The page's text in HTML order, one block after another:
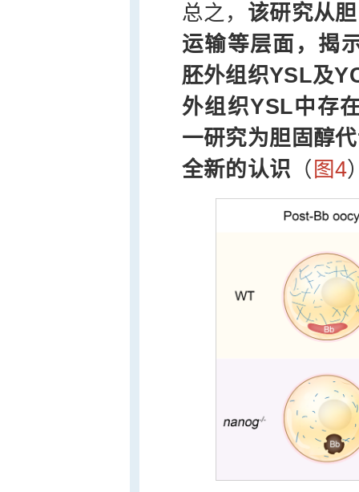
总之， 该研究从
运输等层面，揭
胚外组织YSL及
外组织YSL中存
一研究为胆固醇
全新的认识 （ 图4